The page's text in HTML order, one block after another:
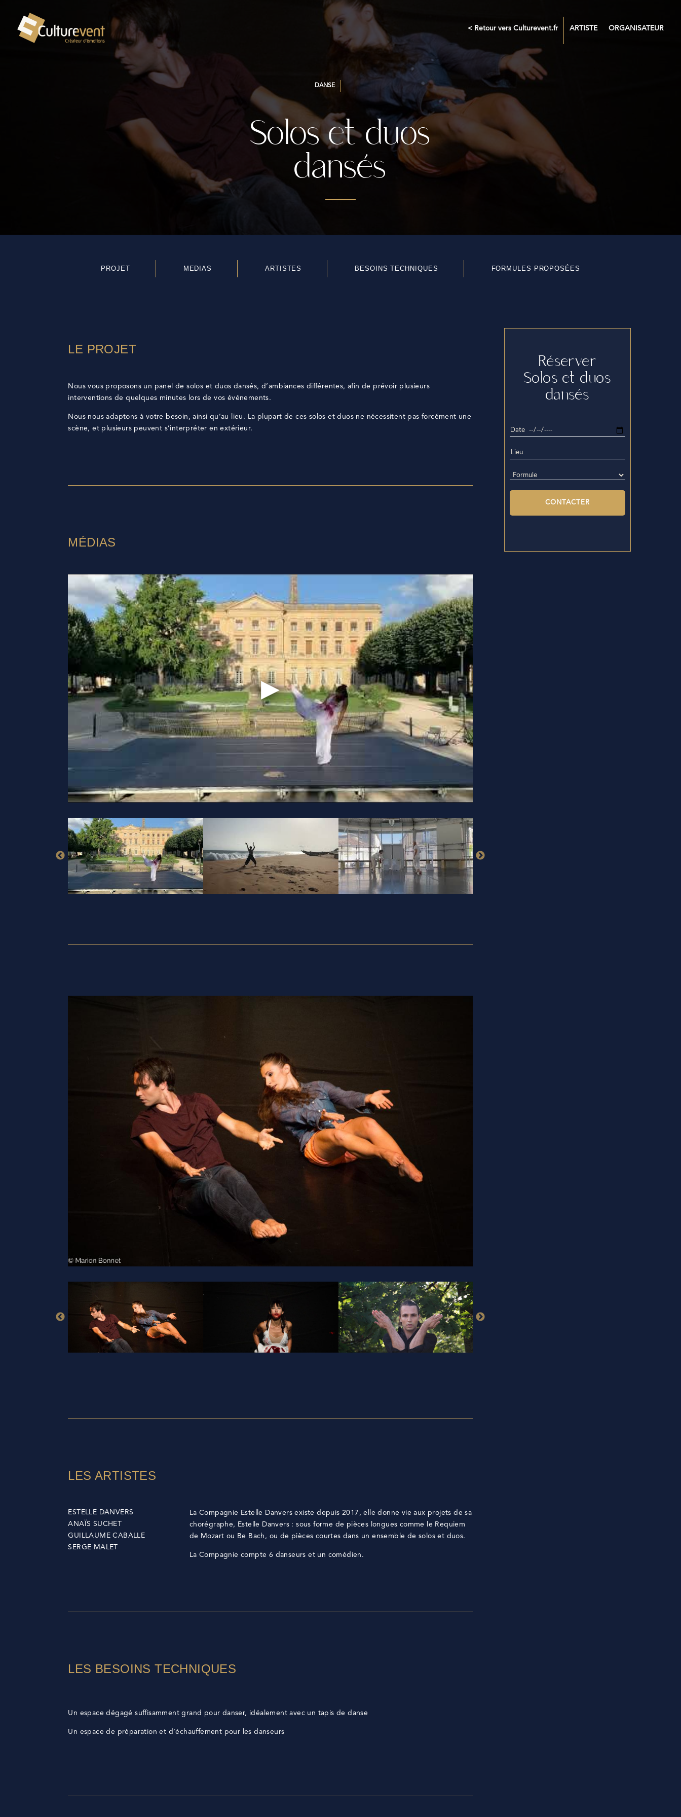
< Retour vers Culturevent.fr ARTISTE ORGANISATEUR
DANSE
Solos et duos
dansés
PROJET MEDIAS ARTISTES BESOINS TECHNIQUES FORMULES PROPOSÉES
LE PROJET
Nous vous proposons un panel de solos et duos dansés, d’ambiances différentes, afin de prévoir plusieurs
interventions de quelques minutes lors de vos événements.
Nous nous adaptons à votre besoin, ainsi qu’au lieu. La plupart de ces solos et duos ne nécessitent pas forcément une
scène, et plusieurs peuvent s’interpréter en extérieur.
MÉDIAS
LES ARTISTES
ESTELLE DANVERS
ANAÏS SUCHET
GUILLAUME CABALLE
SERGE MALET
La Compagnie Estelle Danvers existe depuis 2017, elle donne vie aux projets de sa
chorégraphe, Estelle Danvers : sous forme de pièces longues comme le Requiem
de Mozart ou Be Bach, ou de pièces courtes dans un ensemble de solos et duos.
La Compagnie compte 6 danseurs et un comédien.
LES BESOINS TECHNIQUES
Un espace dégagé suffisamment grand pour danser, idéalement avec un tapis de danse
Un espace de préparation et d’échauffement pour les danseurs
Réserver
Solos et duos
dansés